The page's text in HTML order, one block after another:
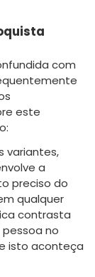
com
este
variantes,
a
preciso do
qualquer
contrasta
no
isto aconteça